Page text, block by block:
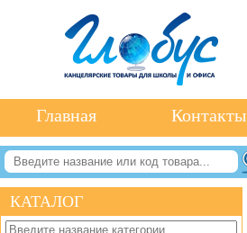
Главная Контакты
КАТАЛОГ